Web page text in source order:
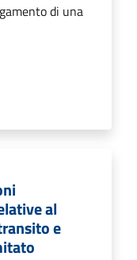
di una
al
e